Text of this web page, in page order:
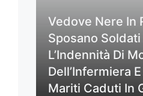
Vedove Nere In
Sposano
L’Indennità Di
Dell’Infermiera
Mariti Caduti In